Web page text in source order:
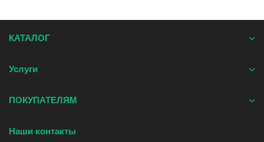
КАТАЛОГ
Услуги
ПОКУПАТЕЛЯМ
Наши контакты